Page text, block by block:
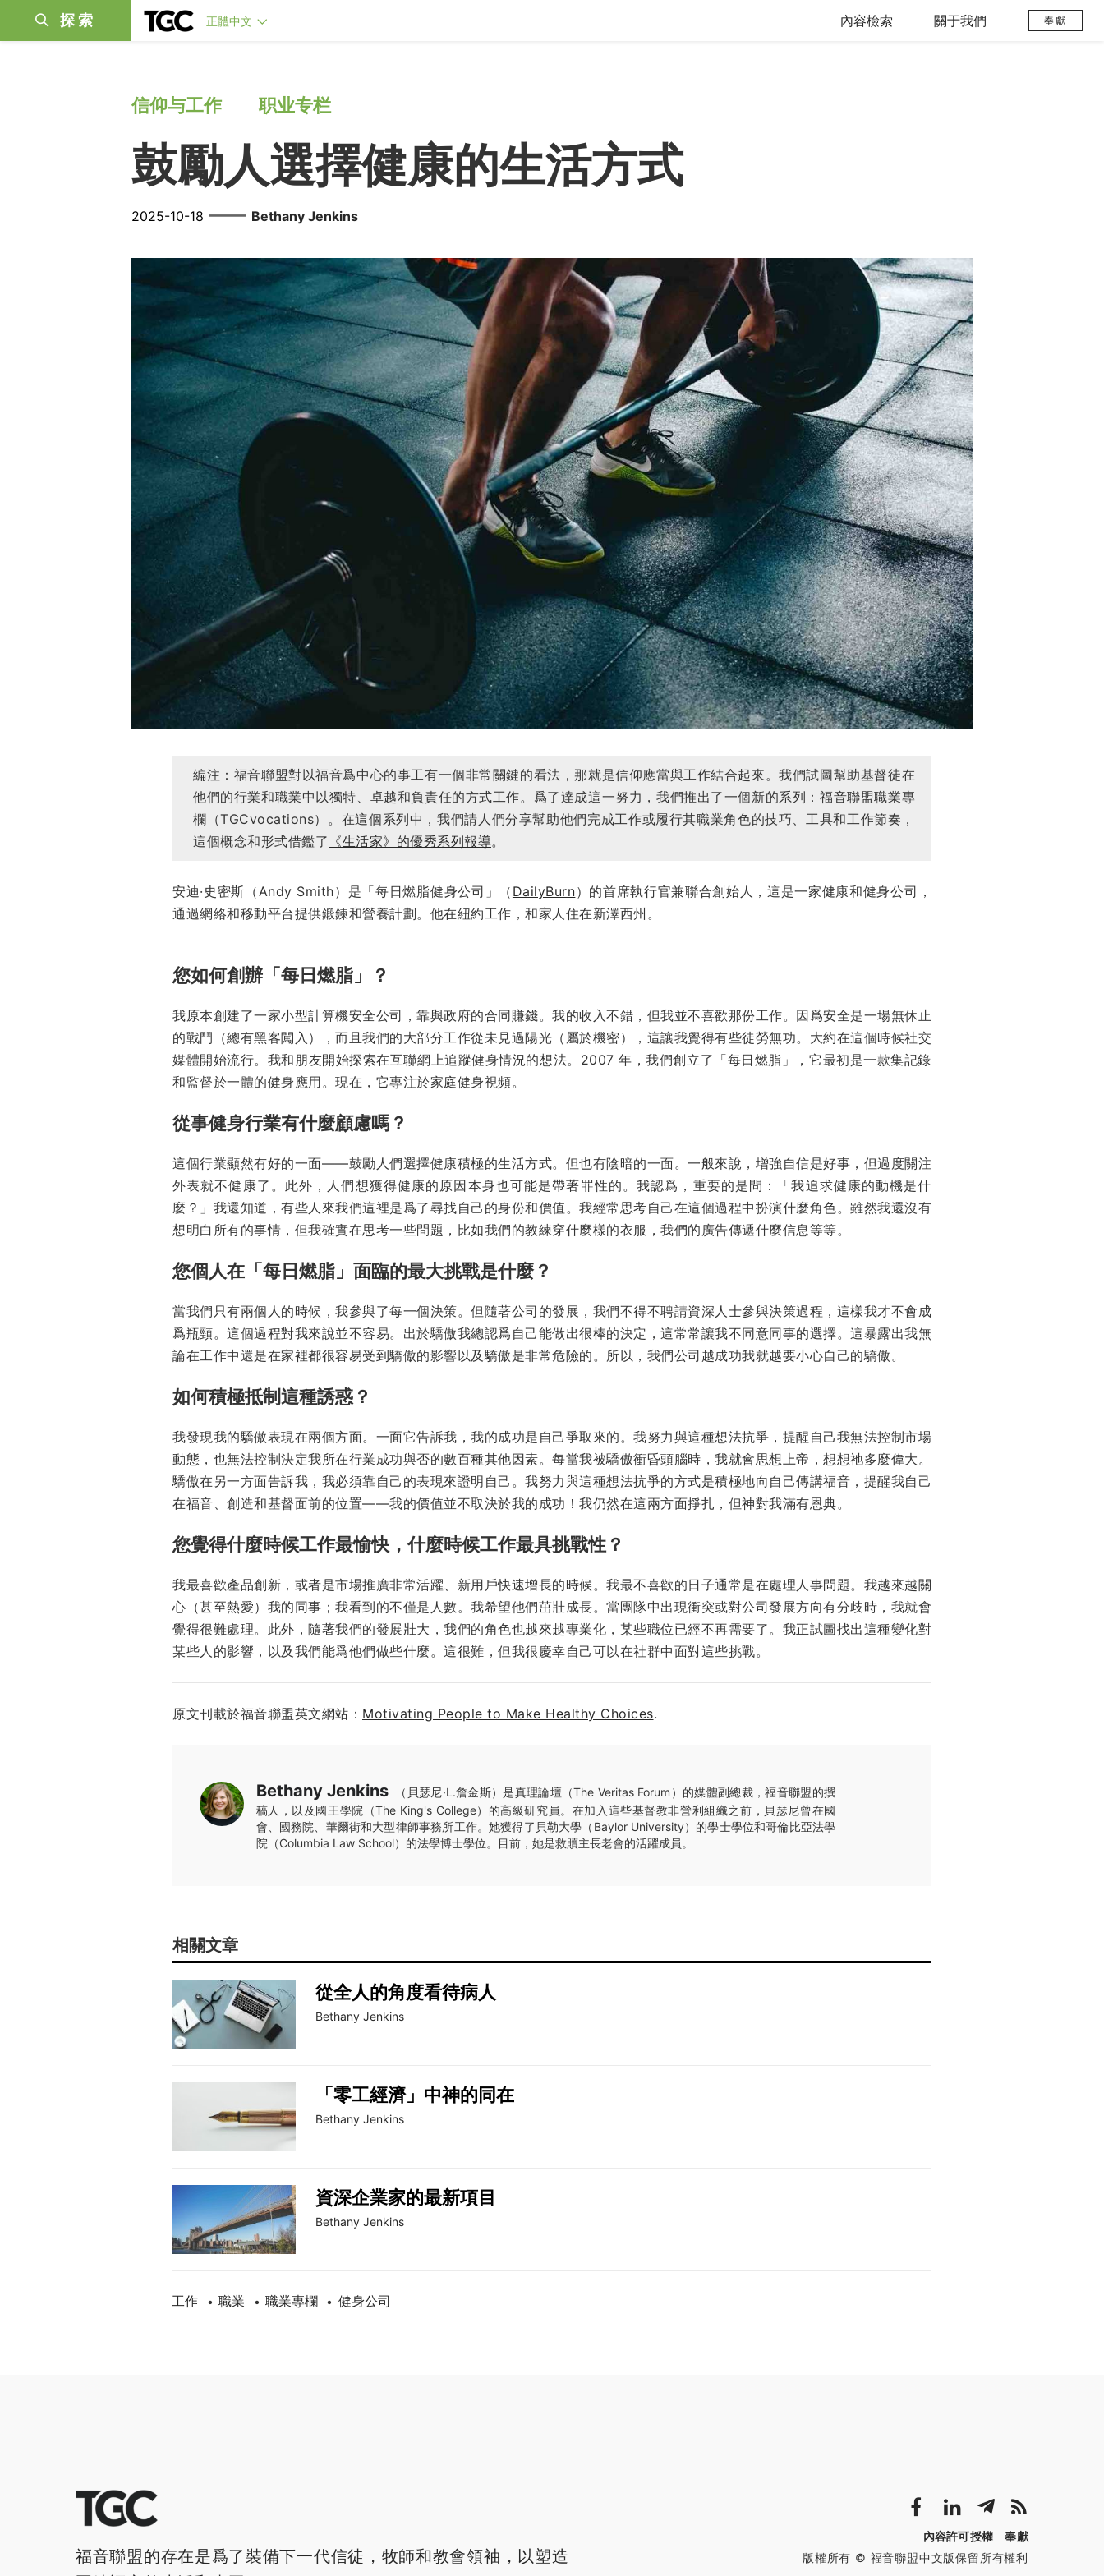
探索 正體中文 內容檢索 關于我們 奉獻
信仰与工作 职业专栏
鼓勵人選擇健康的生活方式
2025-10-18 —— Bethany Jenkins
編注：福音聯盟對以福音爲中心的事工有一個非常關鍵的看法，那就是信仰應當與工作結合起來。我們試圖幫助基督徒在
他們的行業和職業中以獨特、卓越和負責任的方式工作。爲了達成這一努力，我們推出了一個新的系列：福音聯盟職業專
欄（TGCvocations）。在這個系列中，我們請人們分享幫助他們完成工作或履行其職業角色的技巧、工具和工作節奏，
這個概念和形式借鑑了 《生活家》的優秀系列報導。
安迪·史密斯（Andy Smith）是「每日燃脂健身公司」（ DailyBurn）的首席執行官兼聯合創始人，這是一家健康和健身公司，
通過網絡和移動平台提供鍛鍊和營養計劃。他在紐約工作，和家人住在新澤西州。
您如何創辦「每日燃脂」？
我原本創建了一家小型計算機安全公司，靠與政府的合同賺錢。我的收入不錯，但我並不喜歡那份工作。因爲安全是一場無休止
的戰鬥（總有黑客闖入），而且我們的大部分工作從未見過陽光（屬於機密），這讓我覺得有些徒勞無功。大約在這個時候社交
媒體開始流行。我和朋友開始探索在互聯網上追蹤健身情況的想法。2007 年，我們創立了「每日燃脂」，它最初是一款集記錄
和監督於一體的健身應用。現在，它專注於家庭健身視頻。
從事健身行業有什麼顧慮嗎？
這個行業顯然有好的一面——鼓勵人們選擇健康積極的生活方式。但也有陰暗的一面。一般來說，增強自信是好事，但過度關注
外表就不健康了。此外，人們想獲得健康的原因本身也可能是帶著罪性的。我認爲，重要的是問：「我追求健康的動機是什
麼？」我還知道，有些人來我們這裡是爲了尋找自己的身份和價值。我經常思考自己在這個過程中扮演什麼角色。雖然我還沒有
想明白所有的事情，但我確實在思考一些問題，比如我們的教練穿什麼樣的衣服，我們的廣告傳遞什麼信息等等。
您個人在「每日燃脂」面臨的最大挑戰是什麼？
當我們只有兩個人的時候，我參與了每一個決策。但隨著公司的發展，我們不得不聘請資深人士參與決策過程，這樣我才不會成
爲瓶頸。這個過程對我來說並不容易。出於驕傲我總認爲自己能做出很棒的決定，這常常讓我不同意同事的選擇。這暴露出我無
論在工作中還是在家裡都很容易受到驕傲的影響以及驕傲是非常危險的。所以，我們公司越成功我就越要小心自己的驕傲。
如何積極抵制這種誘惑？
我發現我的驕傲表現在兩個方面。一面它告訴我，我的成功是自己爭取來的。我努力與這種想法抗爭，提醒自己我無法控制市場
動態，也無法控制決定我所在行業成功與否的數百種其他因素。每當我被驕傲衝昏頭腦時，我就會思想上帝，想想祂多麼偉大。
驕傲在另一方面告訴我，我必須靠自己的表現來證明自己。我努力與這種想法抗爭的方式是積極地向自己傳講福音，提醒我自己
在福音、創造和基督面前的位置——我的價值並不取決於我的成功！我仍然在這兩方面掙扎，但神對我滿有恩典。
您覺得什麼時候工作最愉快，什麼時候工作最具挑戰性？
我最喜歡產品創新，或者是市場推廣非常活躍、新用戶快速增長的時候。我最不喜歡的日子通常是在處理人事問題。我越來越關
心（甚至熱愛）我的同事；我看到的不僅是人數。我希望他們茁壯成長。當團隊中出現衝突或對公司發展方向有分歧時，我就會
覺得很難處理。此外，隨著我們的發展壯大，我們的角色也越來越專業化，某些職位已經不再需要了。我正試圖找出這種變化對
某些人的影響，以及我們能爲他們做些什麼。這很難，但我很慶幸自己可以在社群中面對這些挑戰。
原文刊載於福音聯盟英文網站： Motivating People to Make Healthy Choices.
Bethany Jenkins
（貝瑟尼·L.詹金斯）是真理論壇（The Veritas Forum）的媒體副總裁，福音聯盟的撰
稿人，以及國王學院（The King's College）的高級研究員。在加入這些基督教非營利組織之前，貝瑟尼曾在國
會、國務院、華爾街和大型律師事務所工作。她獲得了貝勒大學（Baylor University）的學士學位和哥倫比亞法學
院（Columbia Law School）的法學博士學位。目前，她是救贖主長老會的活躍成員。
相關文章
從全人的角度看待病人
Bethany Jenkins
「零工經濟」中神的同在
Bethany Jenkins
資深企業家的最新項目
Bethany Jenkins
工作 • 職業 • 職業專欄 • 健身公司
福音聯盟的存在是爲了裝備下一代信徒，牧師和教會領袖，以塑造
內容許可授權
奉獻
版權所有 © 福音聯盟中文版保留所有權利